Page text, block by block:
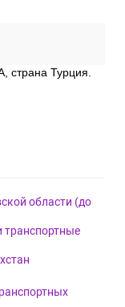
страна Турция.
области (до
транспортные